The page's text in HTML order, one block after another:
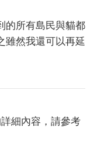
的所有島民與貓都
雖然我還可以再延
細內容，請參考